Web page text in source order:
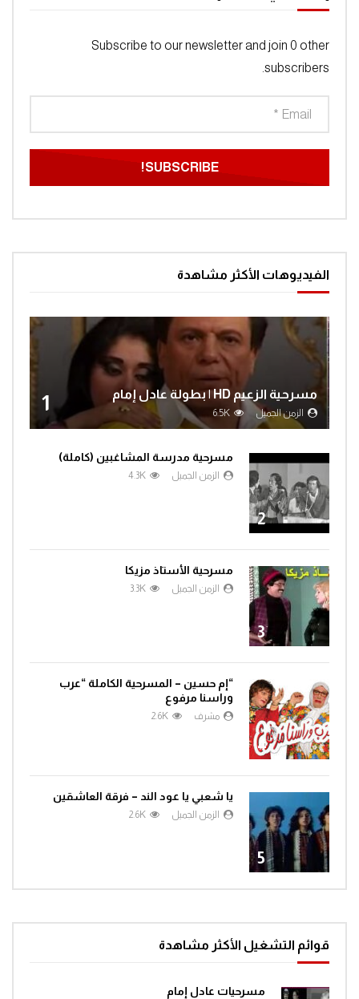
Subscribe to our newsletter and join 0 other
subscribers.
الفيديوهات الأكثر مشاهدة
1 مسرحية الزعيم HD | بطولة عادل إمام
الزمن الجميل 6.5K
2
مسرحية مدرسة المشاغبين (كاملة)
الزمن الجميل 4.3K
3
مسرحية الأستاذ مزيكا
الزمن الجميل 3.3K
4
“إم حسين – المسرحية الكاملة “عرب
وراسنا مرفوع
مشرف 2.6K
5
يا شعبي يا عود الند – فرقة العاشقين
الزمن الجميل 2.6K
قوائم التشغيل الأكثر مشاهدة
مسرحيات عادل إمام